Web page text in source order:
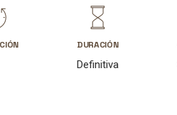
DURACIÓN
Definitiva